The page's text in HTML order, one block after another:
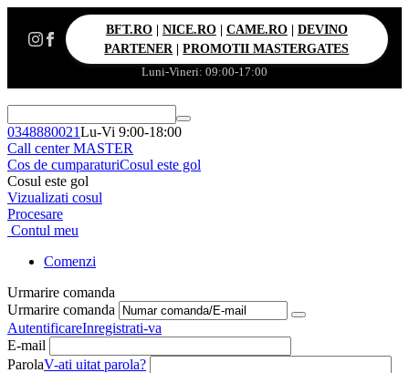
BFT.RO| NICE.RO| CAME.RO| DEVINO
PARTENER|PROMOTII MASTERGATES
Luni-Vineri: 09:00-17:00
0348880021Lu-Vi 9:00-18:00
Call center MASTER
Cos de cumparaturiCosul este gol
Cosul este gol
Vizualizati cosul
Procesare
Contul meu
Comenzi
Urmarire comanda
Urmarire comanda
AutentificareInregistrati-va
E-mail
ParolaV-ati uitat parola?